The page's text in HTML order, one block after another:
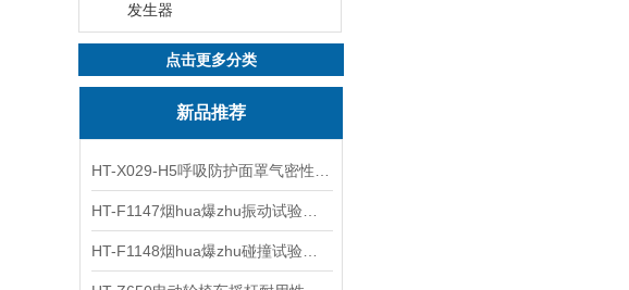
发生器
点击更多分类
新品推荐